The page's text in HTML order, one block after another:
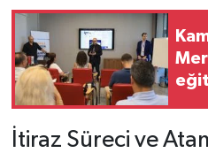
İtiraz Süreci ve